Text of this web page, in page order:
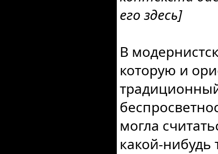
его здесь]
В
которую и
могла
какой-